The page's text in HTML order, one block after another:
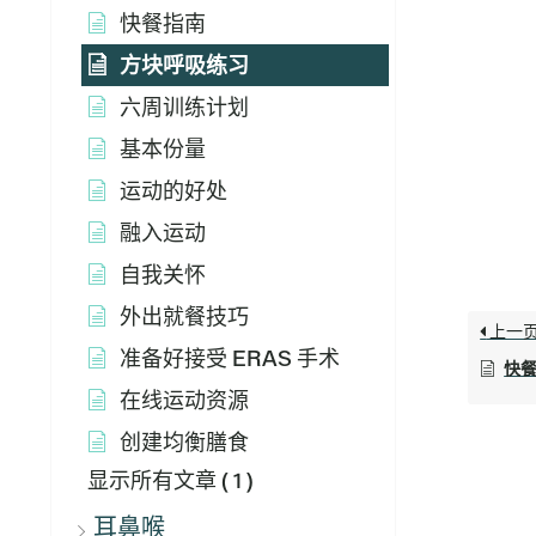
快餐指南
方块呼吸练习
六周训练计划
基本份量
运动的好处
融入运动
自我关怀
外出就餐技巧
准备好接受 ERAS 手术
在线运动资源
创建均衡膳食
显示所有文章 ( 1 )
耳鼻喉
上一
快